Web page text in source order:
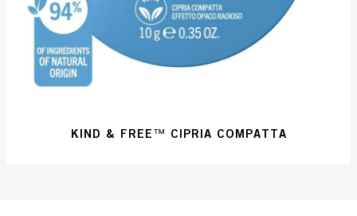
KIND & FREE™ CIPRIA COMPATTA